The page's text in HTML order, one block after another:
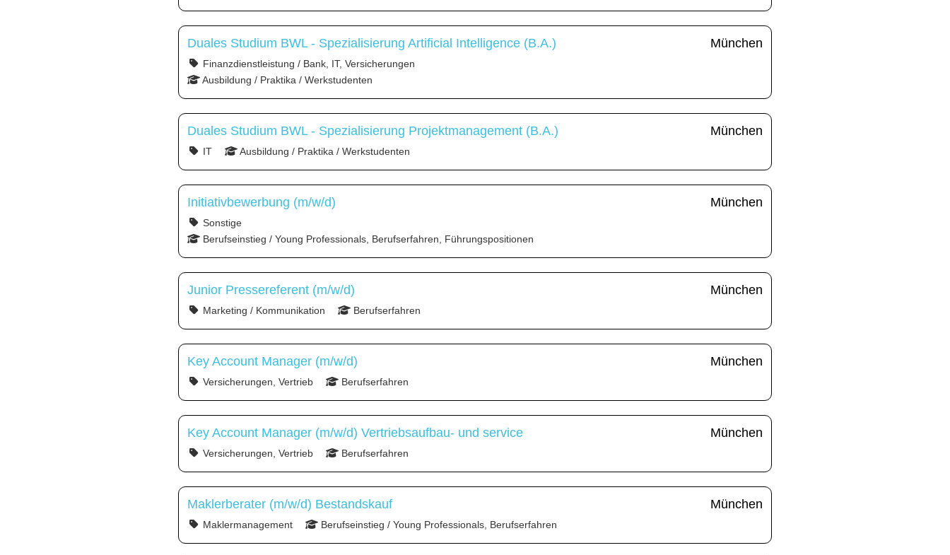
Duales Studium BWL - Spezialisierung Artificial Intelligence (B.A.)
Finanzdienstleistung / Bank, IT, Versicherungen
Ausbildung / Praktika / Werkstudenten
München
Duales Studium BWL - Spezialisierung Projektmanagement (B.A.)
IT Ausbildung / Praktika / Werkstudenten
München
Initiativbewerbung (m/w/d)
Sonstige
Berufseinstieg / Young Professionals, Berufserfahren, Führungspositionen
München
Junior Pressereferent (m/w/d)
Marketing / Kommunikation Berufserfahren
München
Key Account Manager (m/w/d)
Versicherungen, Vertrieb Berufserfahren
München
Key Account Manager (m/w/d) Vertriebsaufbau- und service
Versicherungen, Vertrieb Berufserfahren
München
Maklerberater (m/w/d) Bestandskauf
Maklermanagement Berufseinstieg / Young Professionals, Berufserfahren
München